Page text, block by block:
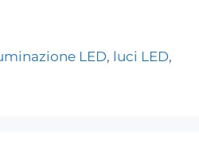
LED, luci LED,